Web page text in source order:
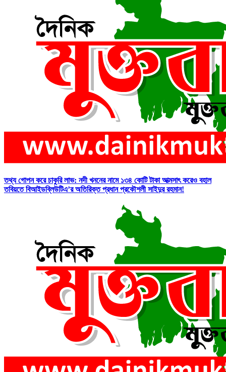
তথ্য গোপন করে চাকুরি লাভ: নদী খননের নামে ১৩৪ কোটি টাকা আত্মসাৎ করেও বহাল
তবিয়তে বিআইডব্লিউটিএ’র অতিরিক্ত প্রধান প্রকৌশলী সাইদুর রহমান!